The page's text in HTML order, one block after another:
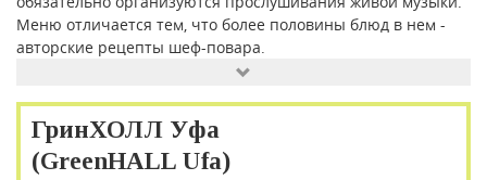
Меню отличается тем, что более половины блюд в нем -
авторские рецепты шеф-повара.
ГринХОЛЛ Уфа
(GreenHALL Ufa)